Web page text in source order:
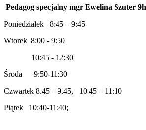
Pedagog specjalny mgr Ewelina Szuter 9h
Poniedziałek 8:45 – 9:45
Wtorek 8:00 - 9:50
10:45 - 12:30
Środa 9:50-11:30
Czwartek 8.45 – 9.45, 10.45 – 11:10
Piątek 10:40-11:40;